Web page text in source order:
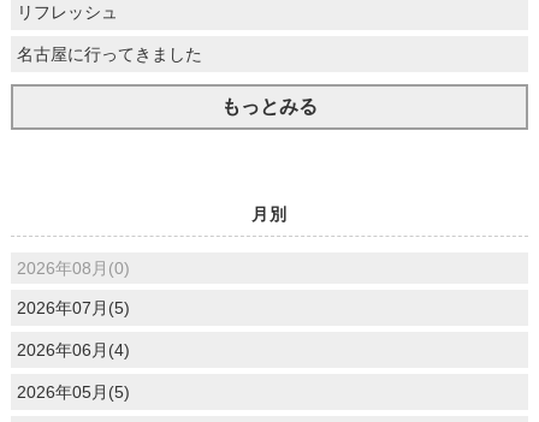
リフレッシュ
名古屋に行ってきました
もっとみる
月別
2026年08月(0)
2026年07月(5)
2026年06月(4)
2026年05月(5)